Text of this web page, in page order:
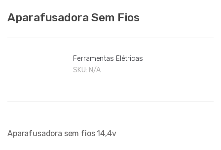
Aparafusadora Sem Fios
Ferramentas Elétricas
SKU: N/A
Aparafusadora sem fios 14,4v